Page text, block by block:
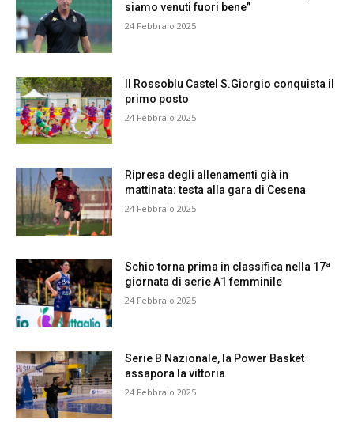
siamo venuti fuori bene”
24 Febbraio 2025
Il Rossoblu Castel S.Giorgio conquista il
primo posto
24 Febbraio 2025
Ripresa degli allenamenti già in
mattinata: testa alla gara di Cesena
24 Febbraio 2025
Schio torna prima in classifica nella 17ª
giornata di serie A1 femminile
24 Febbraio 2025
Serie B Nazionale, la Power Basket
assapora la vittoria
24 Febbraio 2025